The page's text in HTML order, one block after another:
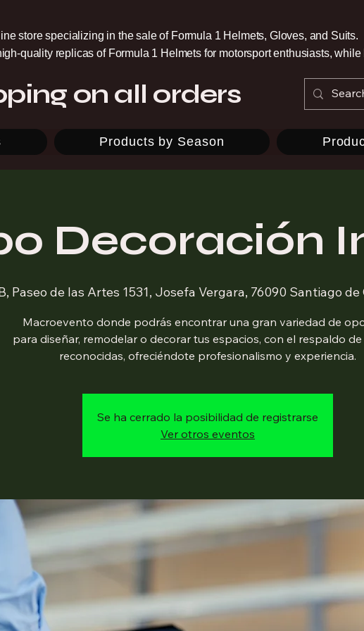
store specializing in the sale of Formula 1 Helmets, Gloves, and Suits.
quality replicas of Formula 1 Helmets for motorsport enthusiasts,
on all orders
Products by Season
Decoración
Paseo de las Artes 1531, Josefa Vergara, 76090 Santiago
Macroevento donde podrás encontrar una gran variedad de
para diseñar, remodelar o decorar tus espacios, con el respaldo de
reconocidas, ofreciéndote profesionalismo y experiencia.
Se ha cerrado la posibilidad de registrarse
Ver otros eventos